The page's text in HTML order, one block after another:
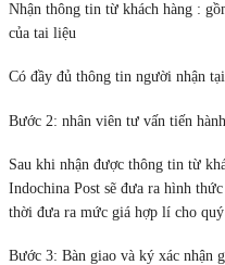
Nhận thông tin từ khách hàng :
của tai liệu
Có đầy đủ thông tin người nhận
Bước 2: nhân viên tư vấn tiến
Sau khi nhận được thông tin từ
Indochina Post sẽ đưa ra hình
thời đưa ra mức giá hợp lí cho quý
Bước 3: Bàn giao và ký xác nhận